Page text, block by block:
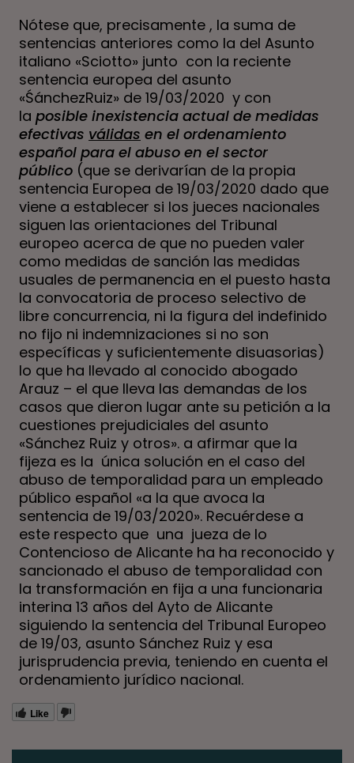
Nótese que, precisamente , la suma de
sentencias anteriores como la del Asunto
italiano «Sciotto» junto con la reciente
sentencia europea del asunto
«ŚánchezRuiz» de 19/03/2020 y con
la posible inexistencia actual de medidas
efectivas válidas en el ordenamiento
español para el abuso en el sector
público (que se derivarían de la propia
sentencia Europea de 19/03/2020 dado que
viene a establecer si los jueces nacionales
siguen las orientaciones del Tribunal
europeo acerca de que no pueden valer
como medidas de sanción las medidas
usuales de permanencia en el puesto hasta
la convocatoria de proceso selectivo de
libre concurrencia, ni la figura del indefinido
no fijo ni indemnizaciones si no son
específicas y suficientemente disuasorias)
lo que ha llevado al conocido abogado
Arauz – el que lleva las demandas de los
casos que dieron lugar ante su petición a la
cuestiones prejudiciales del asunto
«Sánchez Ruiz y otros». a afirmar que la
fijeza es la única solución en el caso del
abuso de temporalidad para un empleado
público español «a la que avoca la
sentencia de 19/03/2020». Recuérdese a
este respecto que una jueza de lo
Contencioso de Alicante ha ha reconocido y
sancionado el abuso de temporalidad con
la transformación en fija a una funcionaria
interina 13 años del Ayto de Alicante
siguiendo la sentencia del Tribunal Europeo
de 19/03, asunto Sánchez Ruiz y esa
jurisprudencia previa, teniendo en cuenta el
ordenamiento jurídico nacional.
Like